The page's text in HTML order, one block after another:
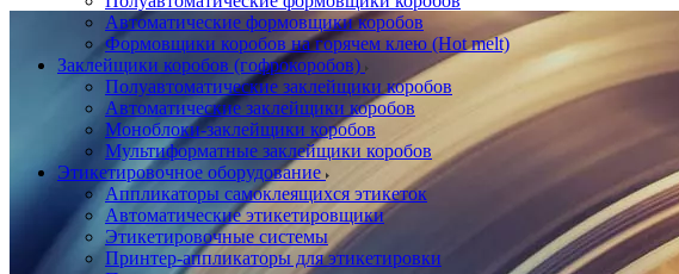
Автоматические формовщики коробов
Формовщики коробов на горячем клею (Hot melt)
Заклейщики коробов (гофрокоробов)
Полуавтоматические заклейщики коробов
Автоматические заклейщики коробов
Моноблоки-заклейщики коробов
Мультиформатные заклейщики коробов
Этикетировочное оборудование
Аппликаторы самоклеящихся этикеток
Автоматические этикетировщики
Этикетировочные системы
Принтер-аппликаторы для этикетировки